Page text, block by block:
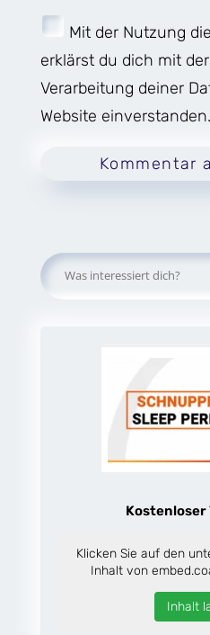
Mit der Nutzung
erklärst du dich mit
Verarbeitung deiner
Website
Kommentar
Suchen
Kostenloser
Klicken Sie auf den
Inhalt von
Inhalt